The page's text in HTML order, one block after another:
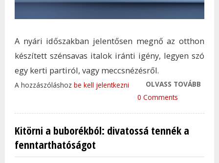
A nyári időszakban jelentősen megnő az otthon
készített szénsavas italok iránti igény, legyen szó
egy kerti partiról, vagy meccsnézésről.
OLVASS TOVÁBB
A
A hozzászóláshoz be kell jelentkezni
0 Comments
Kitörni a buborékból: divatossá tennék a
fenntarthatóságot